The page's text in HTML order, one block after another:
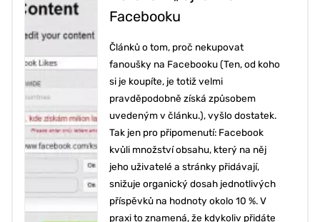
Facebooku
Článků o tom, proč nekupovat
fanoušky na Facebooku (Ten, od koho
si je koupíte, je totiž velmi
pravděpodobně získá způsobem
uvedeným v článku.), vyšlo dostatek.
Tak jen pro připomenutí: Facebook
kvůli množství obsahu, který na něj
jeho uživatelé a stránky přidávají,
snižuje organický dosah jednotlivých
příspěvků na hodnoty okolo 10 %. V
praxi to znamená, že kdykoliv přidáte